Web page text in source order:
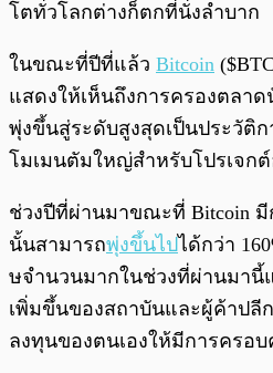
โตทั่วโลกต่างก็ตกที่นั่งลำบาก
ในขณะที่ปีที่แล้ว Bitcoin
แสดงให้เห็นถึงการครองตลา
พุ่งขึ้นสู่ระดับสูงสุดเป็นประวัติ
โมเมนตัมใหญ่สำหรับโปรเจกต์
ช่วงปีที่ผ่านมาขณะที่ Bitcoin มี
นั้นสามารถพุ่งขึ้นไปได้กว่า
ษจำนวนมากในช่วงที่ผ่านมานี้
เพิ่มขึ้นของสถาบันและผู้ค้าปลี
ลงทุนของตนเองให้มีการครอบ